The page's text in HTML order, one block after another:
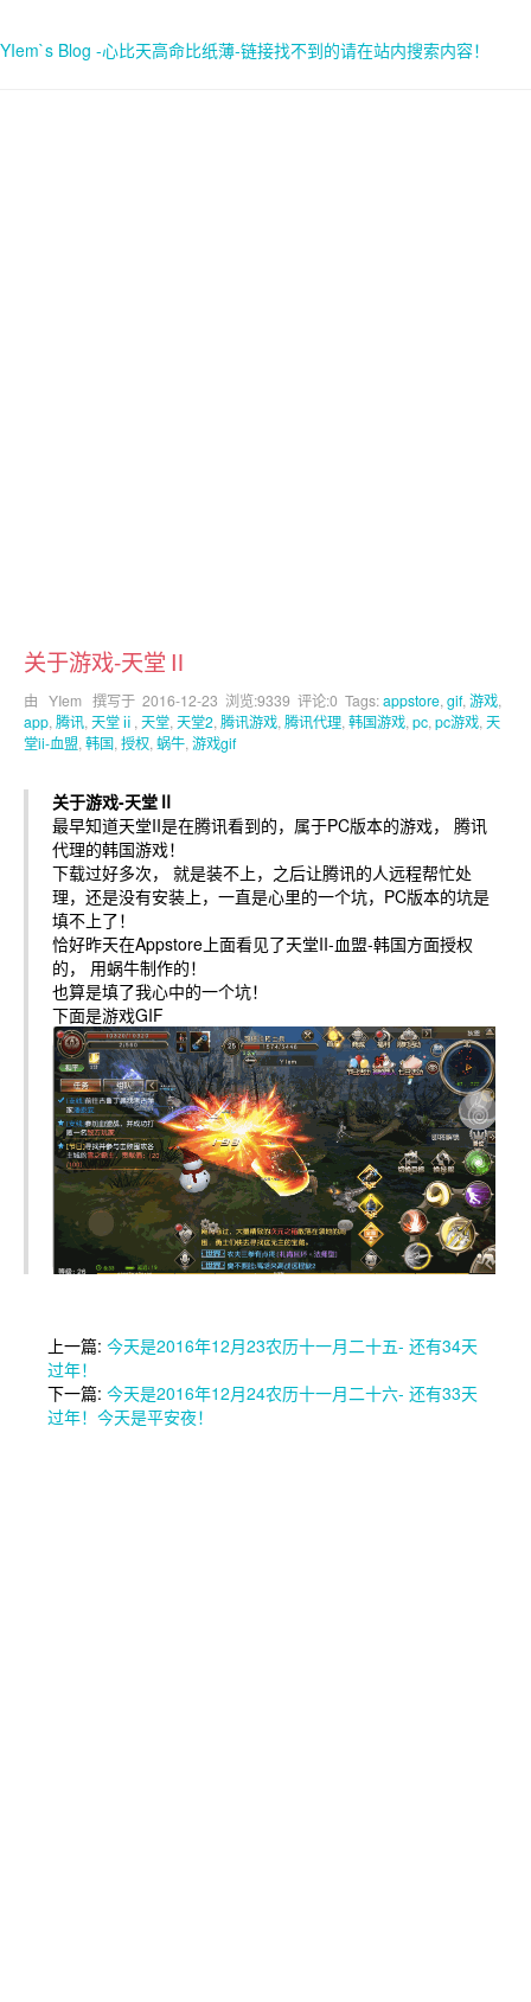
YIem`s Blog -心比天高命比纸薄-链接找不到的请在站内搜索内容！
关于游戏-天堂Ⅱ
由 YIem 撰写于 2016-12-23 浏览:9339 评论:0 Tags:appstore, gif, 游戏,
app, 腾讯, 天堂ⅱ , 天堂, 天堂2, 腾讯游戏, 腾讯代理, 韩国游戏, pc, pc游戏, 天
堂ii-血盟, 韩国, 授权, 蜗牛, 游戏gif
关于游戏-天堂Ⅱ
最早知道天堂II是在腾讯看到的，属于PC版本的游戏， 腾讯
代理的韩国游戏！
下载过好多次， 就是装不上，之后让腾讯的人远程帮忙处
理，还是没有安装上，一直是心里的一个坑，PC版本的坑是
填不上了！
恰好昨天在Appstore上面看见了天堂II-血盟-韩国方面授权
的， 用蜗牛制作的！
也算是填了我心中的一个坑！
下面是游戏GIF
上一篇: 今天是2016年12月23农历十一月二十五- 还有34天
过年！
下一篇: 今天是2016年12月24农历十一月二十六- 还有33天
过年！今天是平安夜！